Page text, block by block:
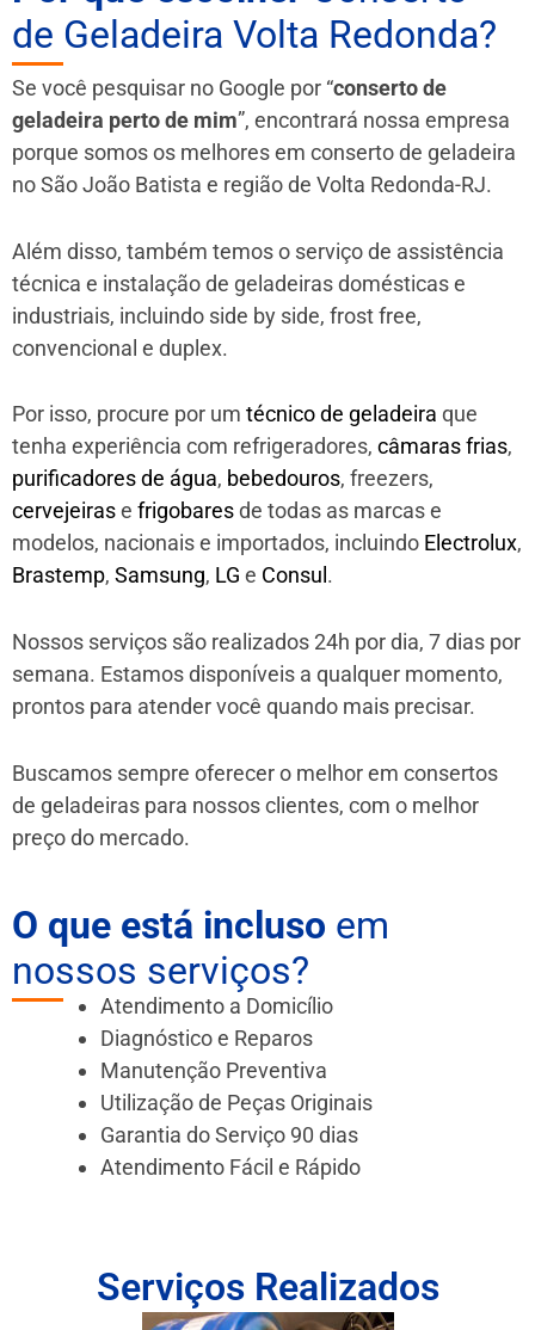
de Geladeira Volta Redonda?
Se você pesquisar no Google por “conserto de
geladeira perto de mim”, encontrará nossa empresa
porque somos os melhores em conserto de geladeira
no São João Batista e região de Volta Redonda-RJ.
Além disso, também temos o serviço de assistência
técnica e instalação de geladeiras domésticas e
industriais, incluindo side by side, frost free,
convencional e duplex.
Por isso, procure por um técnico de geladeira que
tenha experiência com refrigeradores, câmaras frias,
purificadores de água, bebedouros, freezers,
cervejeirase frigobaresde todas as marcas e
modelos, nacionais e importados, incluindo Electrolux,
Brastemp, Samsung, LG e Consul .
Nossos serviços são realizados 24h por dia, 7 dias por
semana. Estamos disponíveis a qualquer momento,
prontos para atender você quando mais precisar.
Buscamos sempre oferecer o melhor em consertos
de geladeiras para nossos clientes, com o melhor
preço do mercado.
O que está incluso em
nossos serviços?
Atendimento a Domicílio
Diagnóstico e Reparos
Manutenção Preventiva
Utilização de Peças Originais
Garantia do Serviço 90 dias
Atendimento Fácil e Rápido
Serviços Realizados